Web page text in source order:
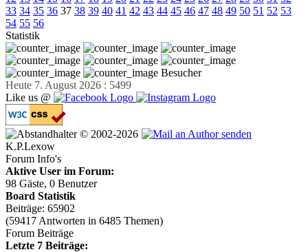
33 34 35 36 37 38 39 40 41 42 43 44 45 46 47 48 49 50 51 52 53
54 55 56
Statistik
Besucher
Heute 7. August 2026 : 5499
Like us @
© 2002-2026
K.P.Lexow
Forum Info's
Aktive User im Forum:
98 Gäste, 0 Benutzer
Board Statistik
Beiträge: 65902
(59417 Antworten in 6485 Themen)
Forum Beiträge
Letzte 7 Beiträge: